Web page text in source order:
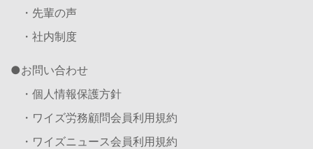
・先輩の声
・社内制度
お問い合わせ
・個人情報保護方針
・ワイズ労務顧問会員利用規約
・ワイズニュース会員利用規約